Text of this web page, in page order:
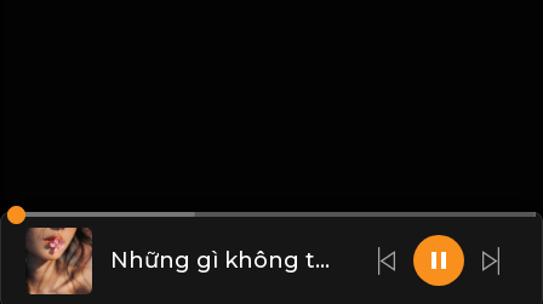
Những gì không thể giết được ta sẽ tạo ra mạnh mẽ hơn! Đạo